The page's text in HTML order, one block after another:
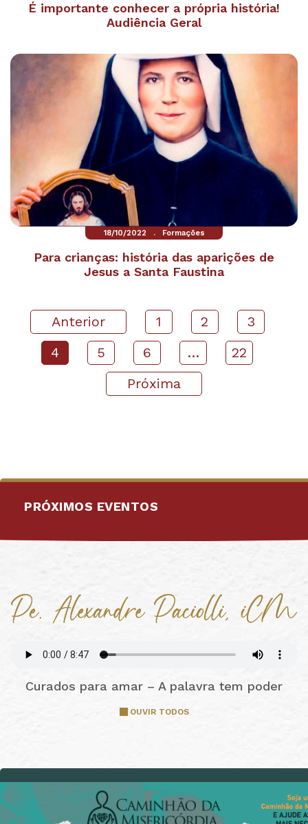
É importante conhecer a própria história!
Audiência Geral
18/10/2022 . Formações
Para crianças: história das aparições de
Jesus a Santa Faustina
Anterior 1 2
3
4
5 6 …
22
Próxima
PRÓXIMOS EVENTOS
Curados para amar – A palavra tem poder
OUVIR TODOS